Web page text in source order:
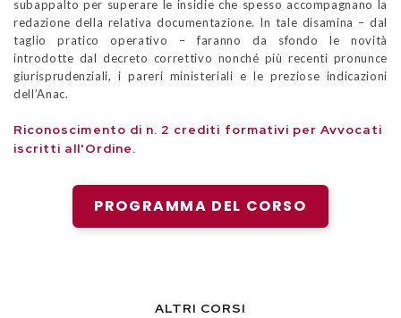
subappalto per superare le insidie che spesso accompagnano la
redazione della relativa documentazione. In tale disamina – dal
taglio pratico operativo – faranno da sfondo le novità
introdotte dal decreto correttivo nonché più recenti pronunce
giurisprudenziali, i pareri ministeriali e le preziose indicazioni
dell’Anac.
Riconoscimento di n. 2 crediti formativi per Avvocati
iscritti all'Ordine.
PROGRAMMA DEL CORSO
ALTRI CORSI